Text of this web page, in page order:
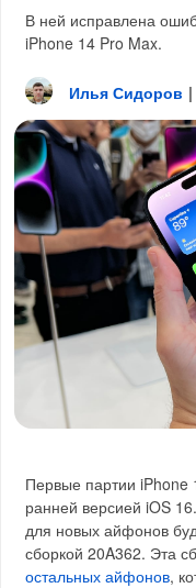
В ней исправлена
iPhone 14 Pro Max.
Илья Сидоров |
Первые партии iPhone
ранней версией iOS
для новых айфонов
сборкой 20A362. Эта
остальных айфонов,